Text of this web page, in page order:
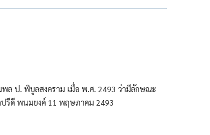
พล ป. พิบูลสงคราม เมื่อ พ.ศ. 2493 ว่ามีลักษณะ
รีดี พนมยงค์ 11 พฤษภาคม 2493